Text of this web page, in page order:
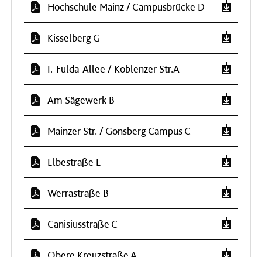
Hochschule Mainz / Campusbrücke D
Kisselberg G
I.-Fulda-Allee / Koblenzer Str.A
Am Sägewerk B
Mainzer Str. / Gonsberg Campus C
Elbestraße E
Werrastraße B
Canisiusstraße C